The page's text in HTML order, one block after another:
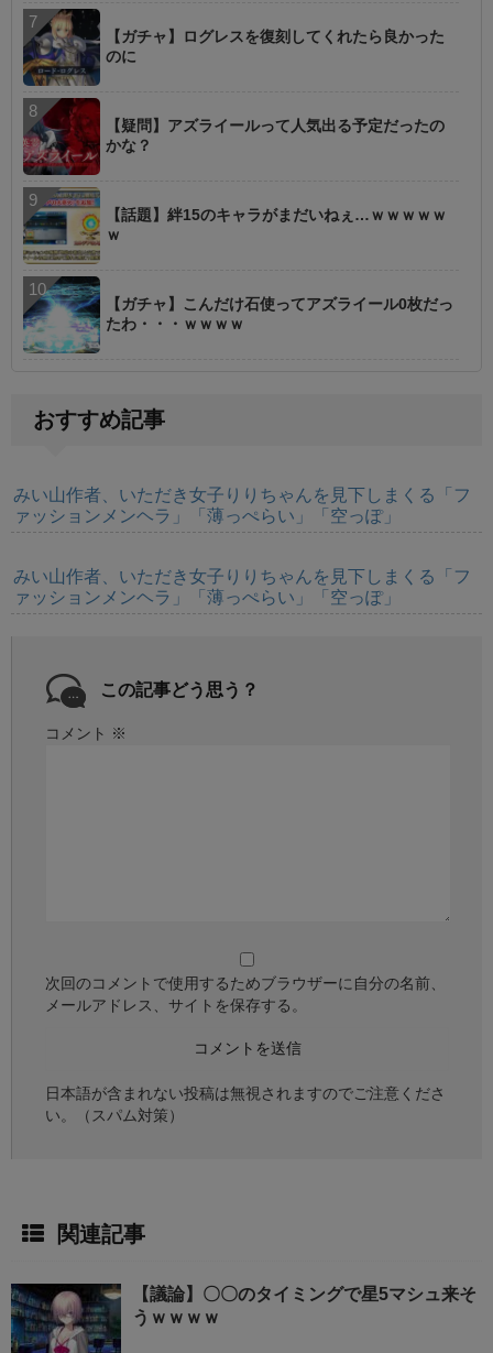
【ガチャ】ログレスを復刻してくれたら良かった
のに
【疑問】アズライールって人気出る予定だったの
かな？
【話題】絆15のキャラがまだいねぇ…ｗｗｗｗｗ
ｗ
【ガチャ】こんだけ石使ってアズライール0枚だっ
たわ・・・ｗｗｗｗ
おすすめ記事
みい山作者、いただき女子りりちゃんを見下しまくる「フ
ァッションメンヘラ」「薄っぺらい」「空っぽ」
みい山作者、いただき女子りりちゃんを見下しまくる「フ
ァッションメンヘラ」「薄っぺらい」「空っぽ」
この記事どう思う？
コメント ※
次回のコメントで使用するためブラウザーに自分の名前、
メールアドレス、サイトを保存する。
日本語が含まれない投稿は無視されますのでご注意くださ
い。（スパム対策）
関連記事
【議論】〇〇のタイミングで星5マシュ来そ
うｗｗｗｗ